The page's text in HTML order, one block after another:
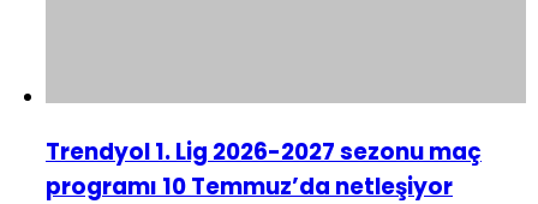
Trendyol 1. Lig 2026-2027 sezonu maç
programı 10 Temmuz’da netleşiyor